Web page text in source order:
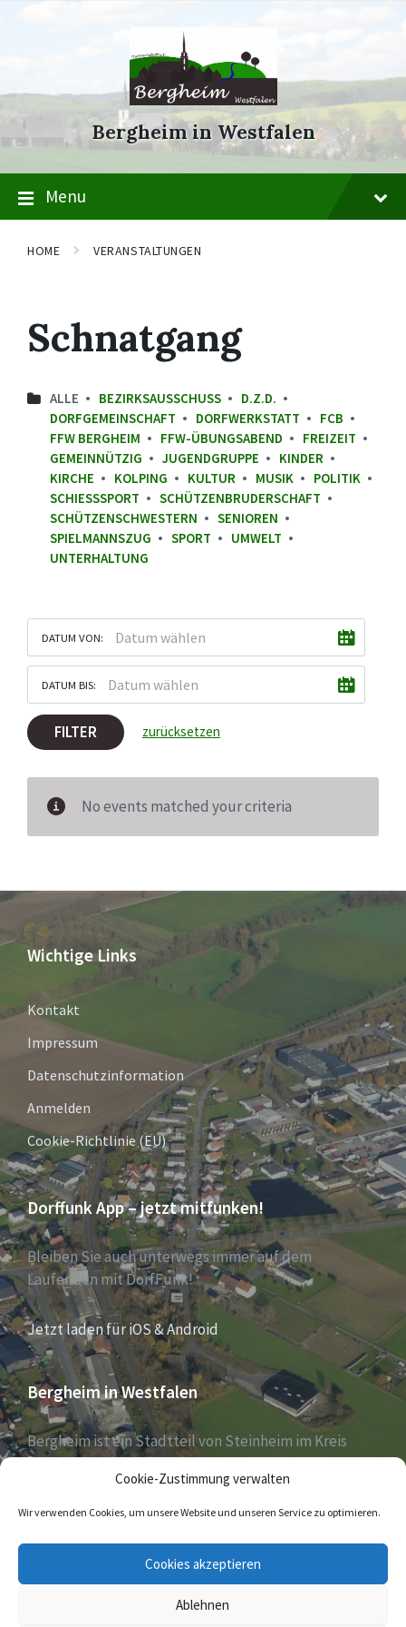
Cookie-Zustimmung verwalten
Wir verwenden Cookies, um unsere Website und unseren Service zu optimieren.
Cookies akzeptieren
Ablehnen
Skip
Skip
Skip
Bergheim in Westfalen
Menu
HOME VERANSTALTUNGEN
Schnatgang
ALLE BEZIRKSAUSSCHUSS
D.Z.D.
DORFGEMEINSCHAFT
DORFWERKSTATT
FCB
FFW BERGHEIM
FFW-ÜBUNGSABEND
FREIZEIT
GEMEINNÜTZIG
JUGENDGRUPPE
KINDER
KIRCHE
KOLPING KULTUR MUSIK
POLITIK
SCHIESSSPORT
SCHÜTZENBRUDERSCHAFT
SCHÜTZENSCHWESTERN
SENIOREN
SPIELMANNSZUG
SPORT
UMWELT
UNTERHALTUNG
DATUM VON:
DATUM BIS:
FILTER zurücksetzen
No events matched your criteria
Wichtige Links
Kontakt
Impressum
Datenschutzinformation
Anmelden
Cookie-Richtlinie (EU)
Dorffunk App – jetzt mitfunken!
Bleiben Sie auch unterwegs immer auf dem
Laufenden mit DorfFunk!
Jetzt laden für iOS & Android
Bergheim in Westfalen
Bergheim ist ein Stadtteil von Steinheim im Kreis
Höxter, Nordrhein-Westfalen, und zählt aktuell 1030
Einwohner – Stand 31. Dezember 2018.